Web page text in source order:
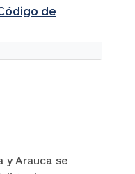
de
y Arauca se